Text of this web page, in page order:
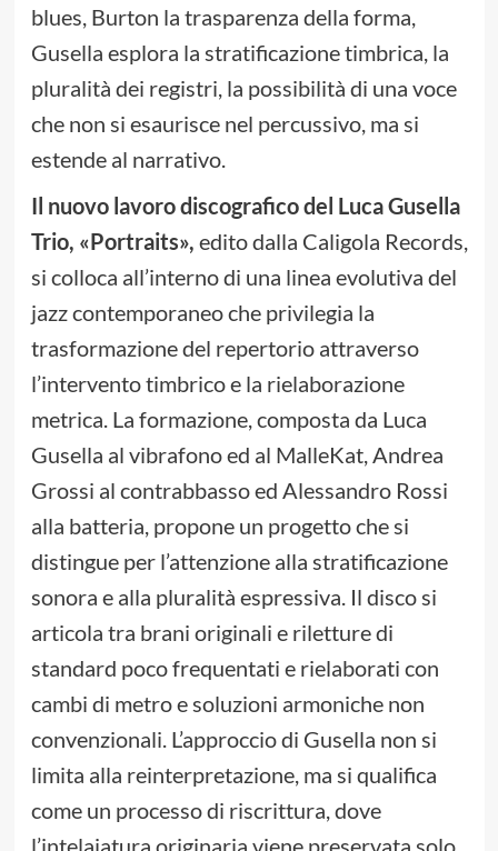
blues, Burton la trasparenza della forma,
Gusella esplora la stratificazione timbrica, la
pluralità dei registri, la possibilità di una voce
che non si esaurisce nel percussivo, ma si
estende al narrativo.
Il nuovo lavoro discografico del Luca Gusella
Trio, «Portraits», edito dalla Caligola Records,
si colloca all’interno di una linea evolutiva del
jazz contemporaneo che privilegia la
trasformazione del repertorio attraverso
l’intervento timbrico e la rielaborazione
metrica. La formazione, composta da Luca
Gusella al vibrafono ed al MalleKat, Andrea
Grossi al contrabbasso ed Alessandro Rossi
alla batteria, propone un progetto che si
distingue per l’attenzione alla stratificazione
sonora e alla pluralità espressiva. Il disco si
articola tra brani originali e riletture di
standard poco frequentati e rielaborati con
cambi di metro e soluzioni armoniche non
convenzionali. L’approccio di Gusella non si
limita alla reinterpretazione, ma si qualifica
come un processo di riscrittura, dove